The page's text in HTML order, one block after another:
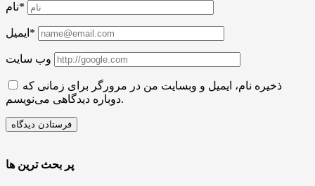
نام*
ایمیل*
وب سایت
ذخیره نام، ایمیل و وبسایت من در مرورگر برای زمانی که
دوباره دیدگاهی می‌نویسم.
پر بحث ترین ها